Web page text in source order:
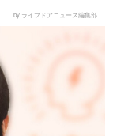
by ライブドアニュース編集部